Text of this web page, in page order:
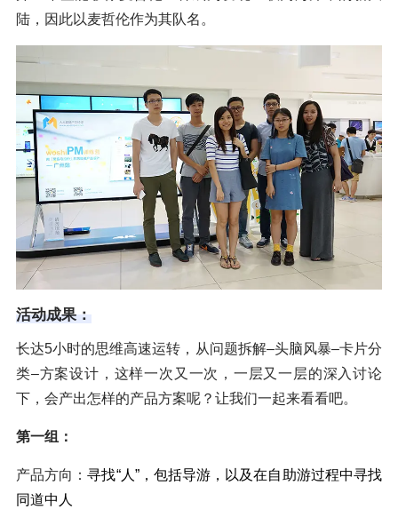
陆，因此以麦哲伦作为其队名。
活动成果：
长达5小时的思维高速运转，从问题拆解–头脑风暴–卡片分
类–方案设计，这样一次又一次，一层又一层的深入讨论
下，会产出怎样的产品方案呢？让我们一起来看看吧。
第一组：
产品方向：寻找“人”，包括导游，以及在自助游过程中寻找
同道中人